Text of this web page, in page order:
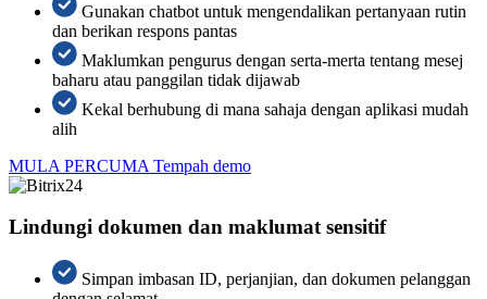
Gunakan chatbot untuk mengendalikan pertanyaan rutin
dan berikan respons pantas
Maklumkan pengurus dengan serta-merta tentang mesej
baharu atau panggilan tidak dijawab
Kekal berhubung di mana sahaja dengan aplikasi mudah
alih
MULA PERCUMA Tempah demo
Lindungi dokumen dan maklumat sensitif
Simpan imbasan ID, perjanjian, dan dokumen pelanggan